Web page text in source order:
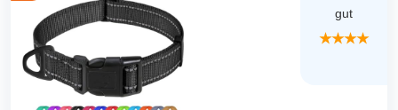
gut
★★★★